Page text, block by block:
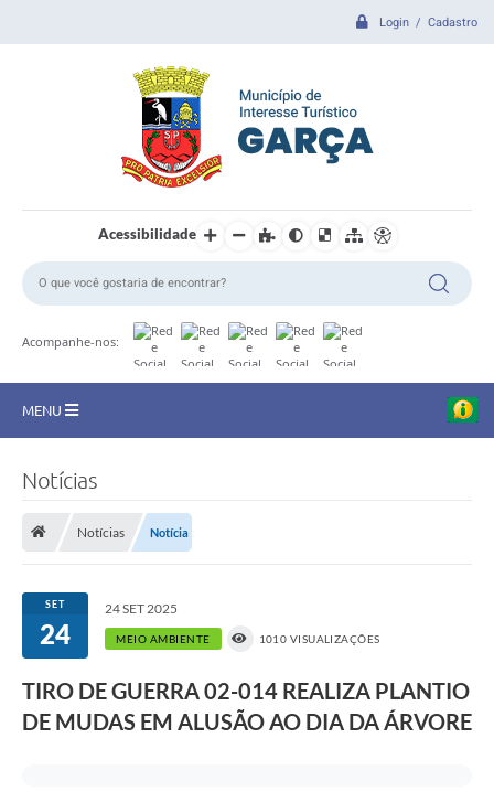
Login / Cadastro
Acessibilidade
Acompanhe-nos:
MENU
CIDADE
Prefeitura
DIÁRIO OFICIAL
OUVIDORIA
LEGISLAÇÃO
Notícias
Notícias Notícia
SET
24
24 SET 2025
MEIO AMBIENTE 1010 VISUALIZAÇÕES
TIRO DE GUERRA 02-014 REALIZA PLANTIO
DE MUDAS EM ALUSÃO AO DIA DA ÁRVORE